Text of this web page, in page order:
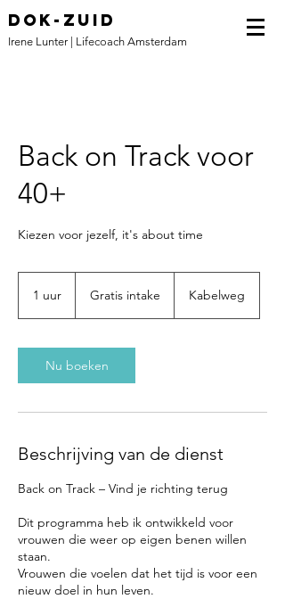
DOK-ZUID
Irene Lunter | Lifecoach Amsterdam
Back on Track voor
40+
Kiezen voor jezelf, it's about time
1 uur Gratis intake Kabelweg
Nu boeken
Beschrijving van de dienst
Back on Track – Vind je richting terug
Dit programma heb ik ontwikkeld voor
vrouwen die weer op eigen benen willen
staan.
Vrouwen die voelen dat het tijd is voor een
nieuw doel in hun leven.